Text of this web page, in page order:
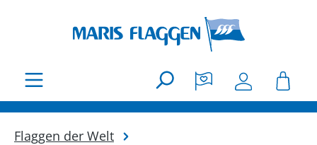
Flaggen der Welt